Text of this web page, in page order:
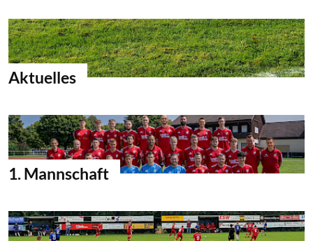
Aktuelles
1. Mannschaft